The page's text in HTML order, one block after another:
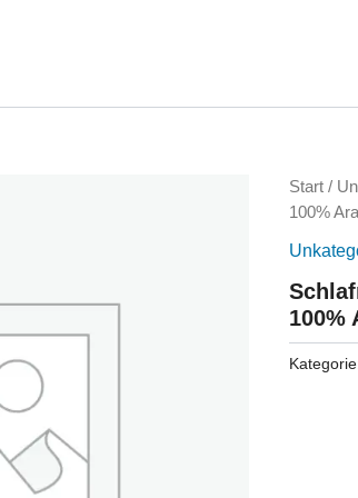
Start /
100%
100%